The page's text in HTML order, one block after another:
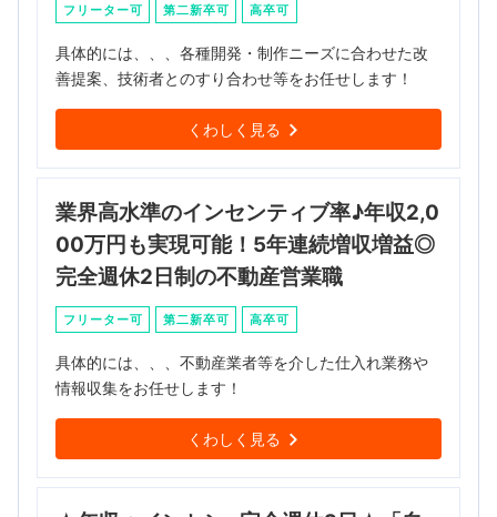
フリーター可 第二新卒可 高卒可
具体的には、、、各種開発・制作ニーズに合わせた改
善提案、技術者とのすり合わせ等をお任せします！
くわしく見る
業界高水準のインセンティブ率♪年収2,0
00万円も実現可能！5年連続増収増益◎
完全週休2日制の不動産営業職
フリーター可 第二新卒可 高卒可
具体的には、、、不動産業者等を介した仕入れ業務や
情報収集をお任せします！
くわしく見る